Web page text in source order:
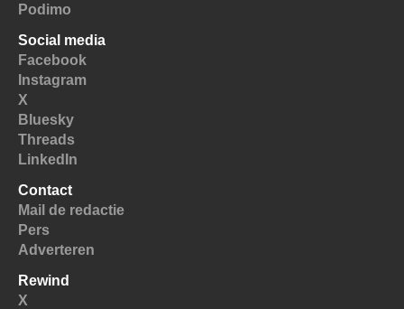
Podimo
Social media
Facebook
Instagram
X
Bluesky
Threads
LinkedIn
Contact
Mail de redactie
Pers
Adverteren
Rewind
X